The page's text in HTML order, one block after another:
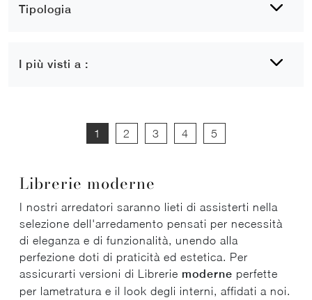
Tipologia
I più visti a :
1 2 3 4 5
Librerie moderne
I nostri arredatori saranno lieti di assisterti nella
selezione dell'arredamento pensati per necessità
di eleganza e di funzionalità, unendo alla
perfezione doti di praticità ed estetica. Per
assicurarti versioni di Librerie moderne perfette
per lametratura e il look degli interni, affidati a noi.